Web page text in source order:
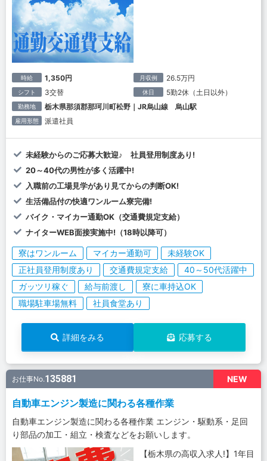
時給 1,350円 月収例 26.5万円
シフト 3交替 休日 5勤2休（土日以外）
勤務地 栃木県那須郡那珂川町松野｜JR烏山線 烏山駅
雇用形態 派遣社員
未経験からのご応募大歓迎♪ 社員登用制度あり!
20～40代の男性が多く活躍中!
入職前の工場見学があり見てからの判断OK!
生活備品付の快適ワンルーム寮完備!
バイク・マイカー通勤OK（交通費規定支給）
ナイターWEB面接実施中!（18時以降可）
寮はワンルーム マイカー通勤可
未経験OK
正社員登用制度あり
交通費規定支給
40～50代活躍中
ガッツリ稼ぐ
給与前渡し
寮に車持込OK
職場駐車場無料
社員食堂あり
詳細をみる 応募する
NEW
お仕事No.135881
自動車エンジン製造に関わる各種作業
自動車エンジン製造に関わる各種作業 エンジン・駆動系・足回
り部品の加工・組立・検査などをお願いします。
【栃木県の高収入求人!】1年目